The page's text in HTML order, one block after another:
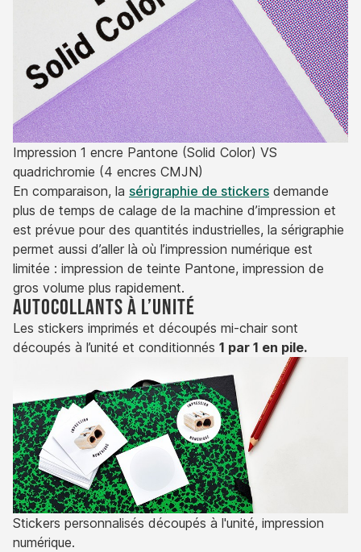
Impression 1 encre Pantone (Solid Color) VS
quadrichromie (4 encres CMJN)
En comparaison, la sérigraphie de stickers demande
plus de temps de calage de la machine d’impression et
est prévue pour des quantités industrielles, la sérigraphie
permet aussi d’aller là où l’impression numérique est
limitée : impression de teinte Pantone, impression de
gros volume plus rapidement.
Autocollants à l’unité
Les stickers imprimés et découpés mi-chair sont
découpés à l’unité et conditionnés 1 par 1 en pile.
Stickers personnalisés découpés à l'unité, impression
numérique.